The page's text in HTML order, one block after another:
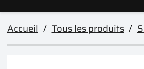
Accueil Tous les produits